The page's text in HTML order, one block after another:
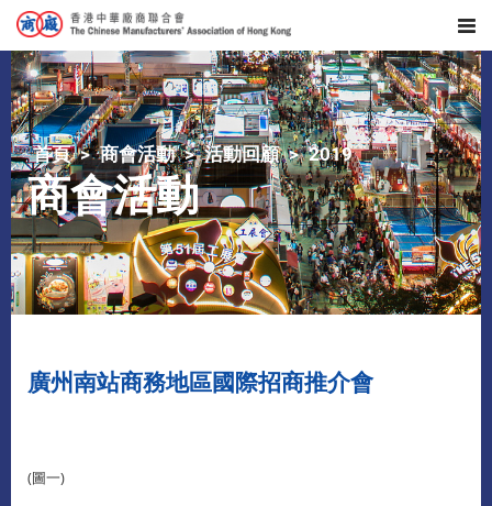
首頁 商會活動 活動回顧 2019
商會活動
廣州南站商務地區國際招商推介會
(圖一)